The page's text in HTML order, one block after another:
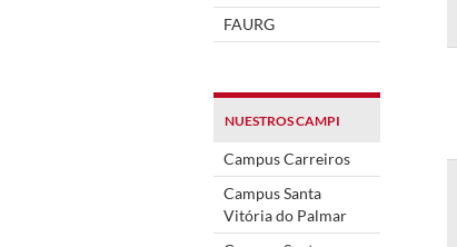
FAURG
NUESTROS CAMPI
Campus Carreiros
Campus Santa
Vitória do Palmar